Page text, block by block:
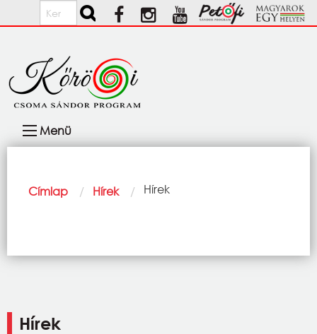
Ugrás a tartalomra
Keresés
navigáció
Menü
Morzsa
Címlap Hírek Current:
Hírek
Hírek